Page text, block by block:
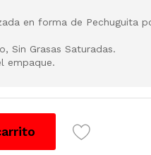
en forma de Pechuguita
Sin Grasas Saturadas.
empaque.